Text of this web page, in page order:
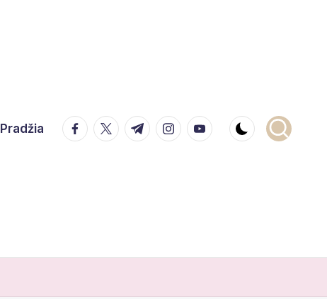
Pradžia facebook.com
twitter.com
t.me instagram.com
youtube.com